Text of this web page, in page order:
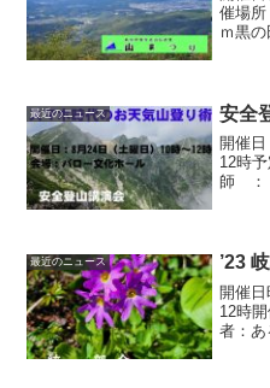
催場
ｍ黒
ング
最近のニュース 安全
開催
12時
師 ：
時報
最近のニュース ’23
開催
12時
者：あ